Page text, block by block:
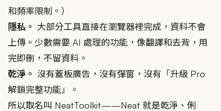
和頻率限制。）
隱私。 大部分工具直接在瀏覽器裡完成，資料不會
上傳。少數需要 AI 處理的功能，像翻譯和去背，用
完即刪，不留資料。
乾淨。 沒有蓋板廣告，沒有彈窗，沒有「升級 Pro
解鎖完整功能」。
所以取名叫 NeatToolkit——Neat 就是乾淨、俐